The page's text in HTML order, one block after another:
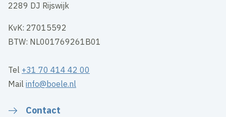
2289 DJ Rijswijk
KvK: 27015592
BTW: NL001769261B01
Tel +31 70 414 42 00
Mailinfo@boele.nl
Contact